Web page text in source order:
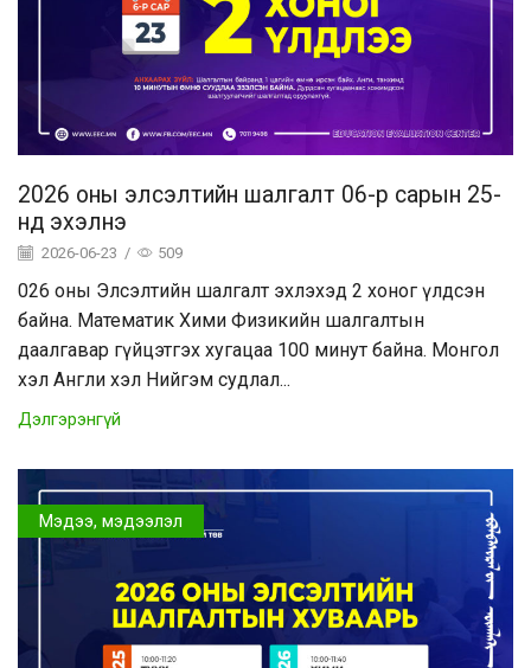
2026 оны элсэлтийн шалгалт 06-р сарын 25-
нд эхэлнэ
2026-06-23 / 509
026 оны Элсэлтийн шалгалт эхлэхэд 2 хоног үлдсэн
байна. Математик Хими Физикийн шалгалтын
даалгавар гүйцэтгэх хугацаа 100 минут байна. Монгол
хэл Англи хэл Нийгэм судлал...
Дэлгэрэнгүй
Мэдээ, мэдээлэл